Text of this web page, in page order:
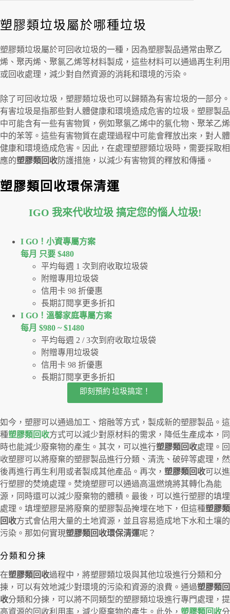
塑膠類垃圾屬於哪種垃圾
塑膠類垃圾屬於可回收垃圾的一種，因為塑膠製品通常由聚乙
烯、聚丙烯、聚氯乙烯等材料製成，這些材料可以通過再生利用
或回收處理，減少對自然資源的消耗和環境的污染。
除了可回收垃圾，塑膠類垃圾也可以歸類為有害垃圾的一部分。
有害垃圾是指那些對人體健康和環境造成危害的垃圾。塑膠製品
中可能含有一些有害物質，例如聚氯乙烯中的氯化物、聚苯乙烯
中的苯等。這些有害物質在處理過程中可能會釋放出來，對人體
健康和環境造成危害。因此，在處理塑膠類垃圾時，需要採取相
應的塑膠類回收防護措施，以減少有害物質的釋放和傳播。
塑膠類回收環保清運
IGO 我來代收垃圾 搞定您的惱人垃圾!
I GO！⼩資專屬⽅案
每月 只要 $480
平均每週 1 次到府收取垃圾袋
附贈專用垃圾袋
信用卡 98 折優惠
長期訂閱享更多折扣
I GO！溫馨家庭專屬方案
每月 $980 ~ $1480
平均每週 2 / 3次到府收取垃圾袋
附贈專用垃圾袋
信用卡 98 折優惠
長期訂閱享更多折扣
即刻預約 垃圾搞定！
如今，塑膠可以通過加工、熔融等方式，製成新的塑膠製品。這
種塑膠類回收方式可以減少對原材料的需求，降低生產成本，同
時也能減少廢棄物的產生。其次，可以進行塑膠類回收處理。回
收塑膠可以將廢棄的塑膠製品進行分類、清洗、破碎等處理，然
後再進行再生利用或者製成其他產品。再次， 塑膠類回收可以進
行塑膠的焚燒處理。焚燒塑膠可以通過高溫燃燒將其轉化為能
源，同時還可以減少廢棄物的體積。最後，可以進行塑膠的填埋
處理。填埋塑膠是將廢棄的塑膠製品掩埋在地下，但這種塑膠類
回收方式會佔用大量的土地資源，並且容易造成地下水和土壤的
污染。那如何實現塑膠類回收環保清運呢？
分類和分揀
在塑膠類回收過程中，將塑膠類垃圾與其他垃圾進行分類和分
揀，可以有效地減少對環境的污染和資源的浪費。通過塑膠類回
收分類和分揀，可以將不同類型的塑膠類垃圾進行專門處理，提
高資源的回收利用率，減少廢棄物的產生。此外， 塑膠類回收分